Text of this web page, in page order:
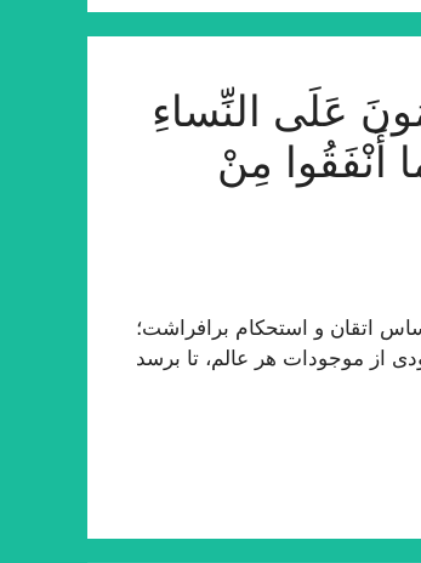
عَلَى النِّساءِ
أَنْفَقُوا مِنْ
اتقان و استحكام برافراشت؛
از موجودات هر عالم، تا برسد